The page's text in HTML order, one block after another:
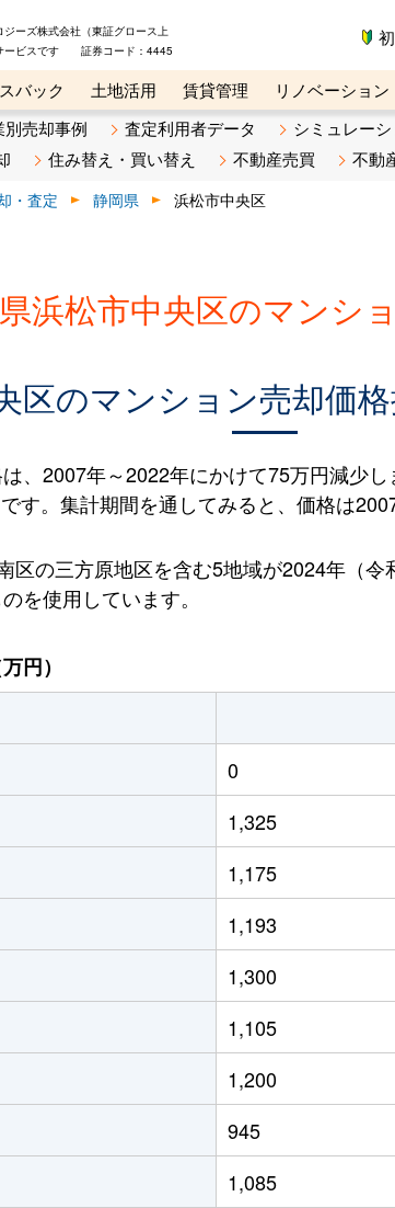
ジーズ株式会社（東証グロース上
ービスです 証券コード：4445
バック 土地活用 賃貸管理 リノベーション
ライン講座 リビンマガジンBiz 不動産売却ご
別売却事例 査定利用者データ
シミュレー
住み替え・買い替え 不動産売買 不動
・査定 静岡県 浜松市中央区
浜松市中央区のマンシ
区のマンション売却価格
、2007年～2022年にかけて75万円減少
す。集計期間を通してみると、価格は
区の三方原地区を含む5地域が2024年（
を使用しています。
円）
0
1,325
1,175
1,193
1,300
1,105
1,200
945
1,085